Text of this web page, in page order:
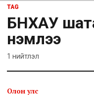
TAG
БНХАУ
нэмлээ
1 нийтлэл
Олон улс